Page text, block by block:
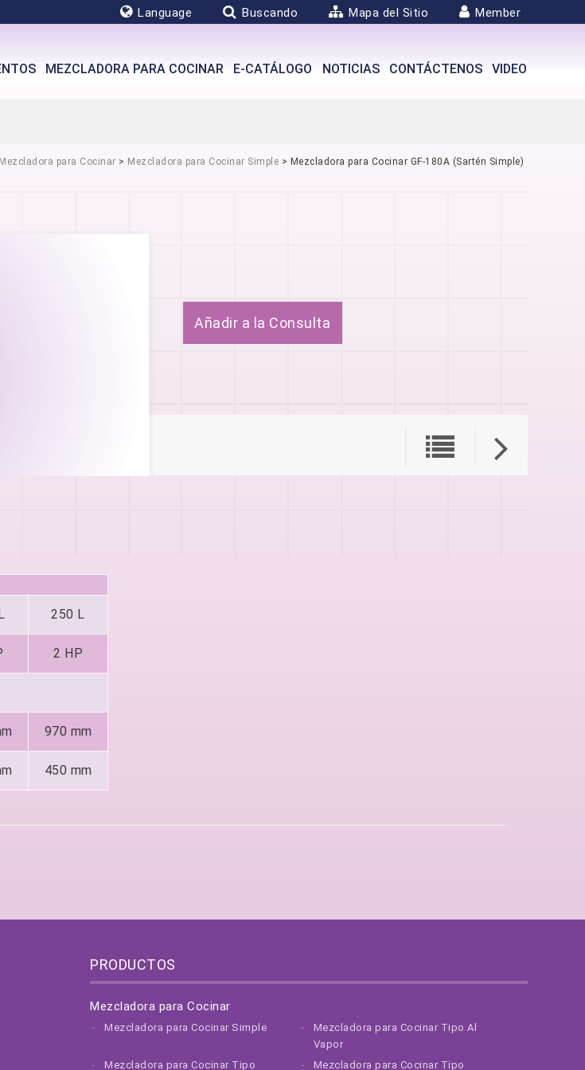
Language Buscando Mapa del Sitio Member
MEZCLADORA PARA COCINAR E-CATÁLOGO NOTICIAS CONTÁCTENOS VIDEO
Mezcladora para Cocinar > Mezcladora para Cocinar Simple > Mezcladora para Cocinar GF-180A (Sartén Simple)
Añadir a la Consulta
250 L
2 HP
970 mm
450 mm
PRODUCTOS
Mezcladora para Cocinar
Mezcladora para Cocinar Simple
Mezcladora para Cocinar Tipo Al
Vapor
Mezcladora para Cocinar Tipo
Mezcladora para Cocinar Tipo